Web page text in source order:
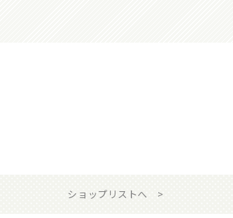
ショップリストへ